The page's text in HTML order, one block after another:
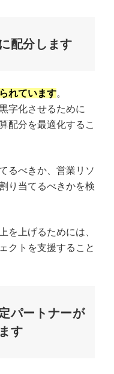
配分します
れています。
字化させるために
配分を最適化するこ
るべきか、営業リソ
り当てるべきかを検
を上げるためには、
クトを支援すること
パートナーが
す